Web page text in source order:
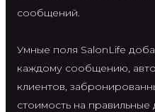
сообщений.
Умные поля SalonLife
каждому сообщению,
клиентов,
стоимость на